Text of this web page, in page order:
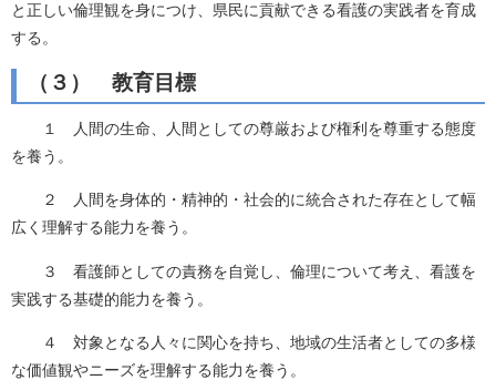
と正しい倫理観を身につけ、県民に貢献できる看護の実践者を育成
する。
（３） 教育目標
１ 人間の生命、人間としての尊厳および権利を尊重する態度
を養う。
２ 人間を身体的・精神的・社会的に統合された存在として幅
広く理解する能力を養う。
３ 看護師としての責務を自覚し、倫理について考え、看護を
実践する基礎的能力を養う。
４ 対象となる人々に関心を持ち、地域の生活者としての多様
な価値観やニーズを理解する能力を養う。